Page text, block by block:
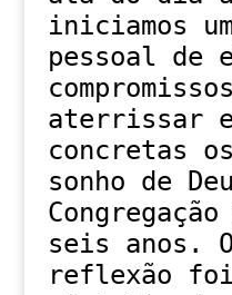
iniciamos
pessoal de
aterrissar
concretas
sonho de
seis anos.
reflexão